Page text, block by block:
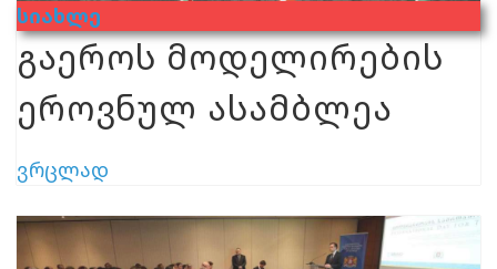
Სიახლე
გაეროს მოდელირების
ეროვნულ ასამბლეა
ვრცლად